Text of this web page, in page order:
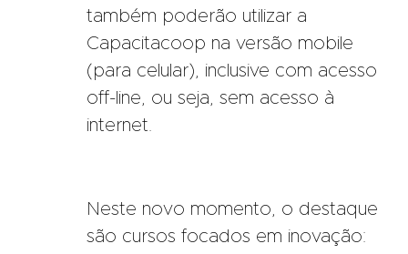
também poderão utilizar a
Capacitacoop na versão mobile
(para celular), inclusive com acesso
off-line, ou seja, sem acesso à
internet.
Neste novo momento, o destaque
são cursos focados em inovação: